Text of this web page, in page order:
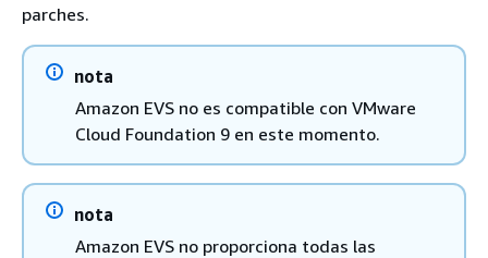
parches.
nota
Amazon EVS no es compatible con VMware
Cloud Foundation 9 en este momento.
nota
Amazon EVS no proporciona todas las